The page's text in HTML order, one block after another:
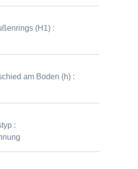
(H1) :
am Boden (h) :
: